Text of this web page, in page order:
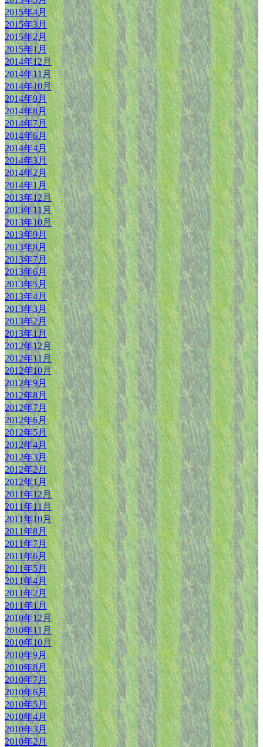
2015年4月
2015年3月
2015年2月
2015年1月
2014年12月
2014年11月
2014年10月
2014年9月
2014年8月
2014年7月
2014年6月
2014年4月
2014年3月
2014年2月
2014年1月
2013年12月
2013年11月
2013年10月
2013年9月
2013年8月
2013年7月
2013年6月
2013年5月
2013年4月
2013年3月
2013年2月
2013年1月
2012年12月
2012年11月
2012年10月
2012年9月
2012年8月
2012年7月
2012年6月
2012年5月
2012年4月
2012年3月
2012年2月
2012年1月
2011年12月
2011年11月
2011年10月
2011年8月
2011年7月
2011年6月
2011年5月
2011年4月
2011年2月
2011年1月
2010年12月
2010年11月
2010年10月
2010年9月
2010年8月
2010年7月
2010年6月
2010年5月
2010年4月
2010年3月
2010年2月